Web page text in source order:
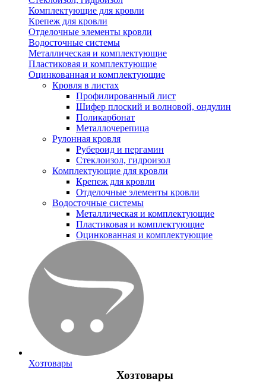
Комплектующие для кровли
Крепеж для кровли
Отделочные элементы кровли
Водосточные системы
Металлическая и комплектующие
Пластиковая и комплектующие
Оцинкованная и комплектующие
Кровля в листах
Профилированный лист
Шифер плоский и волновой, ондулин
Поликарбонат
Металлочерепица
Рулонная кровля
Рубероид и пергамин
Стеклоизол, гидроизол
Комплектующие для кровли
Крепеж для кровли
Отделочные элементы кровли
Водосточные системы
Металлическая и комплектующие
Пластиковая и комплектующие
Оцинкованная и комплектующие
Хозтовары
Хозтовары